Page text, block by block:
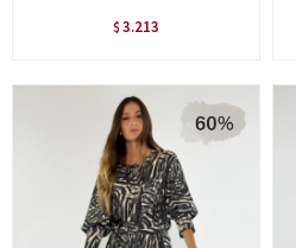
$ 3.213